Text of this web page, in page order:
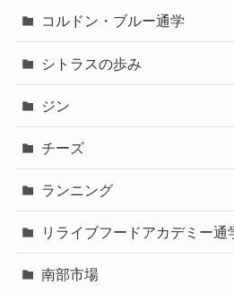
コルドン・ブルー通学
シトラスの歩み
ジン
チーズ
ランニング
リライブフードアカデミー通
南部市場